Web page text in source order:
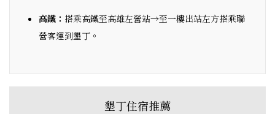
高鐵： 搭乘高鐵至高雄左營站→至一樓出站左方搭乘聯
營客運到墾丁。
墾丁住宿推薦